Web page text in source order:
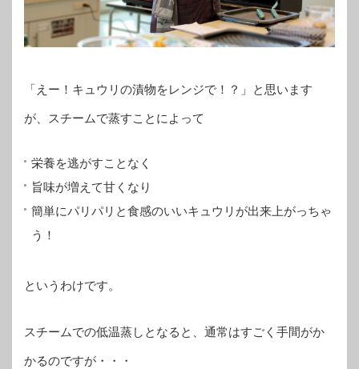
「えー！キュウリの漬物をレンジで！？」と思います
が、スチームで蒸すことによって
栄養を逃がすことなく
旨味が増えて甘くなり
簡単にパリパリと食感のいいキュウリが出来上がっちゃ
う！
というわけです。
スチームでの低温蒸しとなると、通常はすごく手間がか
かるのですが・・・